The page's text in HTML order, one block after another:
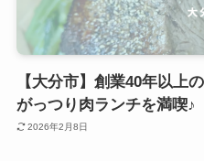
【大分市】創業40年以上
がっつり肉ランチを満喫♪
2026年2月8日